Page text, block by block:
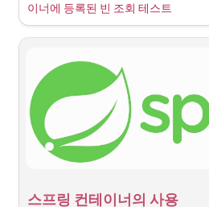
AppConfig.java 또한 하나의 빈으로 인식
이너에 등록된 빈 조회 테스트
스프링 컨테이너의 사용